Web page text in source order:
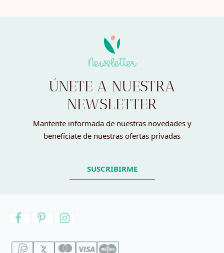
Newsletter
ÚNETE A NUESTRA
NEWSLETTER
Mantente informada de nuestras novedades y
benefíciate de nuestras ofertas privadas
SUSCRIBIRME